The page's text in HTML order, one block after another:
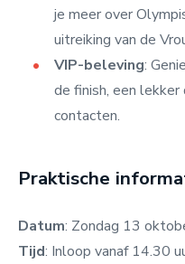
je meer over
uitreiking van de
VIP-beleving:
de finish, een
contacten.
Praktische
Datum: Zondag 13
Tijd: Inloop vanaf 14.30